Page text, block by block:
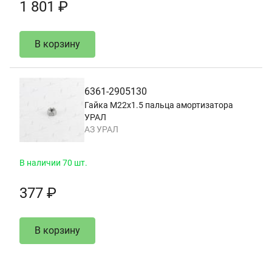
1 801 ₽
В корзину
6361-2905130
Гайка М22х1.5 пальца амортизатора
УРАЛ
АЗ УРАЛ
В наличии 70 шт.
377 ₽
В корзину